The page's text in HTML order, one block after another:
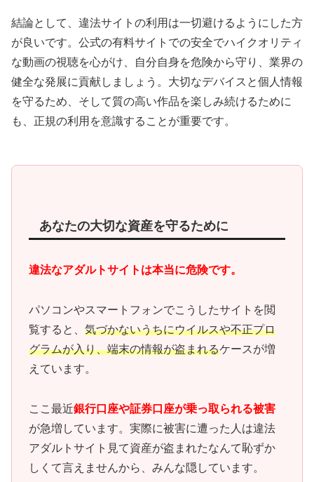
結論として、違法サイトの利用は一切避けるようにした方
が良いです。公式の有料サイトでの安全でハイクオリティ
な動画の視聴を心がけ、自分自身を危険から守り、業界の
健全な発展に貢献しましょう。大切なデバイスと個人情報
を守るため、そして質の高い作品を楽しみ続けるために
も、正規の利用を意識することが重要です。
あなたの大切な資産を守るために
違法なアダルトサイトは本当に危険です。
パソコンやスマートフォンでこうしたサイトを閲
覧すると、 気づかないうちにウイルスや不正プロ
グラムが入り、端末の情報が盗まれるケースが増
えています。
ここ最近銀行口座や証券口座が乗っ取られる被害
が急増しています。実際に被害に遭った人は違法
アダルトサイト見て資産が盗まれたなんて恥ずか
しくて言えませんから、みんな隠しています。